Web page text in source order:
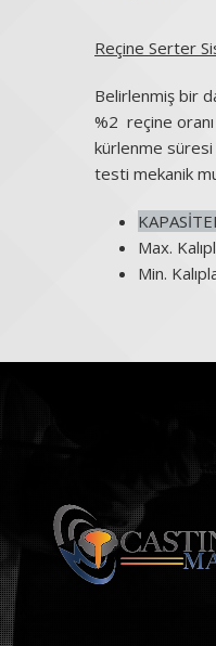
Reçine Serter
Belirlenmiş bir
%2 reçine
kürlenme süresi
testi mekanik
Max.
Min.